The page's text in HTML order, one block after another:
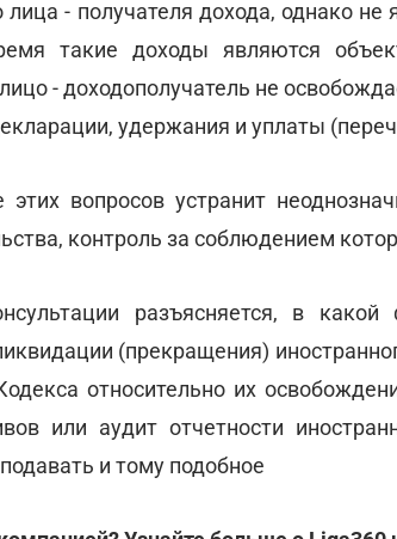
лица - получателя дохода, однако
такие доходы являются
- доходополучатель не
удержания и уплаты
этих вопросов устранит
контроль за соблюдением
разъясняется, в
(прекращения)
относительно их
или аудит отчетности
и тому подобное